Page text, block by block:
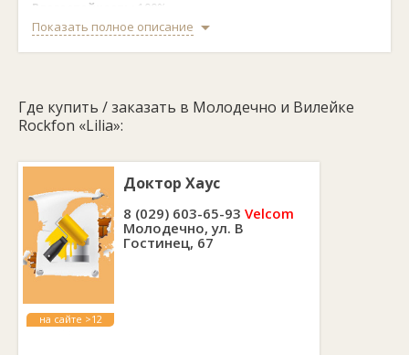
Влагостойкость:
100%.
Звукопоглощение:NRC=0,60%.
Светоотражение: 85%.
толщина — 15 мм. Для монтажа используются Т-образные
профили шириной 24 мм и 15 мм.
Коэффициент звукопоглощения составляет NRC=0,60%, а
светоотражение — 85%.
Показать полное описание
Где купить / заказать в Молодечно и Вилейке
Rockfon «Lilia»:
на сайте >12
Доктор Хаус
8 (029) 603-65-93 Velcom
Молодечно, ул. В
Гостинец, 67